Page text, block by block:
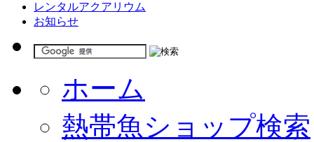
レンタルアクアリウム
お知らせ
ホーム
熱帯魚ショップ検索